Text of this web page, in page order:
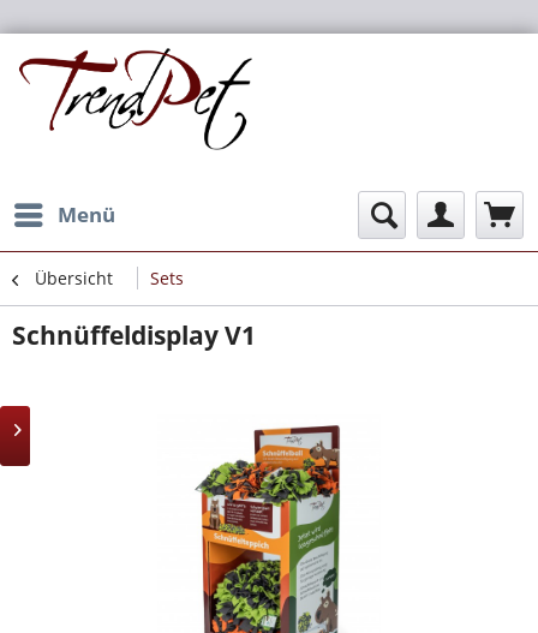
Menü
Übersicht Sets
Schnüffeldisplay V1